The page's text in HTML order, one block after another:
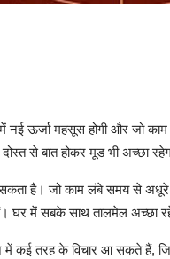
में नई ऊर्जा महसूस होगी और जो
से बात होकर मूड भी अच्छा
है। जो काम लंबे समय से
घर में सबके साथ तालमेल अच्छा
में कई तरह के विचार आ सकते हैं,